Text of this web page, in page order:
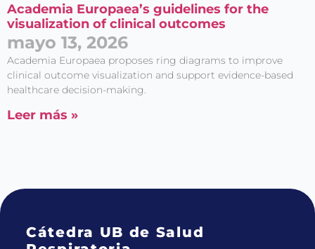
Academia Europaea’s guidelines for the
visualization of clinical outcomes
mayo 13, 2026
Academia Europaea proposes ring diagrams to improve
clinical outcome visualization and support evidence-based
healthcare decision-making.
Leer más »
Cátedra UB de Salud